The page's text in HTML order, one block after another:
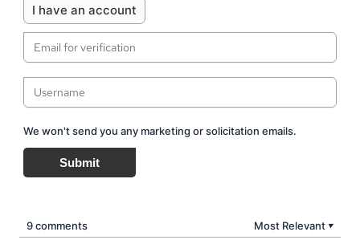
I have an account
We won't send you any marketing or solicitation emails.
Submit
9 comments Most Relevant ▼